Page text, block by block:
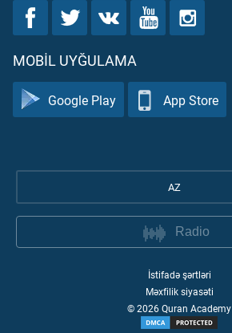
MOBIL UYĞULAMA
Google Play App Store
AZ
Radio
İstifadə şərtləri
Məxfilik siyasəti
©2026Quran Academy